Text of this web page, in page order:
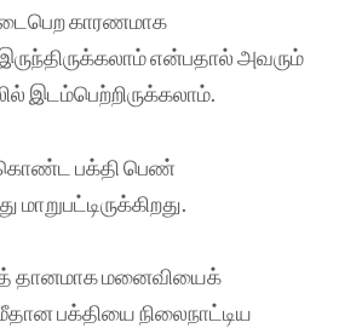
காரணமாக
என்பதால் அவரும்
இடம்பெற்றிருக்கலாம்.
பக்தி பெண்
மாறுபட்டிருக்கிறது.
தானமாக மனைவியைக்
பக்தியை நிலைநாட்டிய